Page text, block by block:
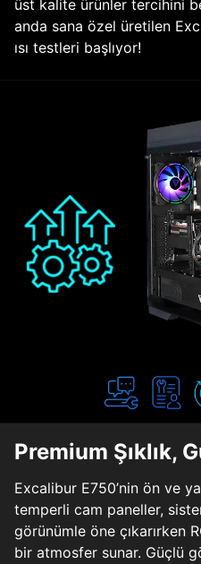
üst kalite ürünler tercihini
anda sana özel üretilen
ısı testleri başlıyor!
Premium Şıklık,
Excalibur E750’nin ön ve
temperli cam paneller,
görünümle öne çıkarırken
bir atmosfer sunar. Güçlü